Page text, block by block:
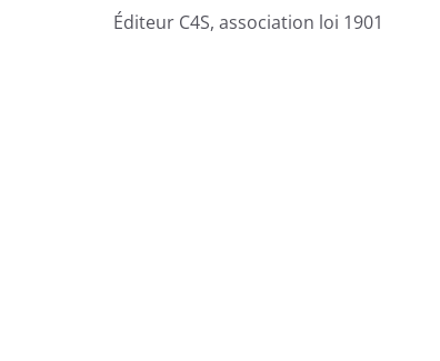
Éditeur C4S, association loi 1901